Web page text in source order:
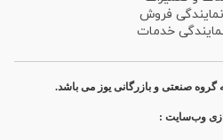
فروش
خدمات
صنعتی و بازرگانی یوز می باشد.
وب‌سایت :